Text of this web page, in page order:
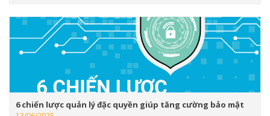
6 chiến lược quản lý đặc quyền giúp tăng cường bảo mật